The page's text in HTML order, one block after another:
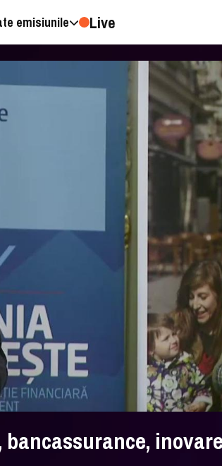
emisiunile Live
inovare